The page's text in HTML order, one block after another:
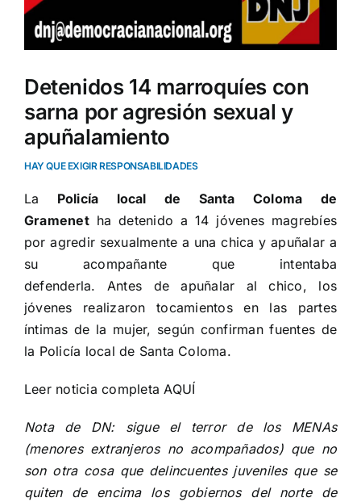
Detenidos 14 marroquíes con
sarna por agresión sexual y
apuñalamiento
HAY QUE EXIGIR RESPONSABILIDADES
La Policía local de Santa Coloma de
Gramenetha detenido a 14 jóvenes magrebíes
por agredir sexualmente a una chica y apuñalar a
su acompañante que intentaba
defenderla. Antes de apuñalar al chico, los
jóvenes realizaron tocamientos en las partes
íntimas de la mujer, según confirman fuentes de
la Policía local de Santa Coloma.
Leer noticia completaAQUÍ
Nota de DN: sigue el terror de los MENAs
(menores extranjeros no acompañados) que no
son otra cosa que delincuentes juveniles que se
quiten de encima los gobiernos del norte de